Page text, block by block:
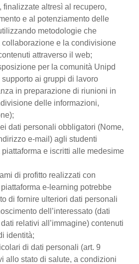
finalizzate altresì al recupero,
e al potenziamento delle
metodologie che
collaborazione e la condivisione
attraverso il web;
per la comunità Unipd
ai gruppi di lavoro
in preparazione di riunioni in
delle informazioni,
dati personali obbligatori (Nome,
e-mail) agli studenti
e iscritti alle medesime
di profitto realizzati con
piattaforma e-learning potrebbe
di fornire ulteriori dati personali
dell’interessato (dati
relativi all’immagine) contenuti
identità;
di dati personali (art. 9
allo stato di salute, a condizioni